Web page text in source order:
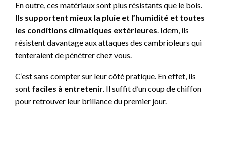
En outre, ces matériaux sont plus résistants que le bois.
Ils supportent mieux la pluie et l’humidité et toutes
les conditions climatiques extérieures. Idem, ils
résistent davantage aux attaques des cambrioleurs qui
tenteraient de pénétrer chez vous.
C’est sans compter sur leur côté pratique. En effet, ils
sont faciles à entretenir. Il suffit d’un coup de chiffon
pour retrouver leur brillance du premier jour.